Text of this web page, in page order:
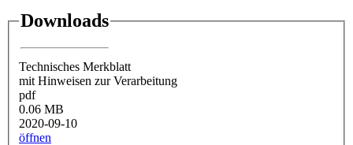
Downloads
Technisches Merkblatt
mit Hinweisen zur Verarbeitung
pdf
0.06 MB
2020-09-10
öffnen